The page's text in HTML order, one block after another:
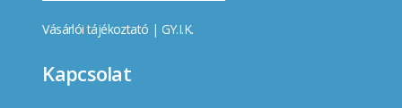
Vásárlói tájékoztató | GY.I.K.
Kapcsolat